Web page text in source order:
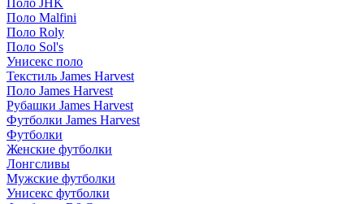
Поло JHK
Поло Malfini
Поло Roly
Поло Sol's
Унисекс поло
Текстиль James Harvest
Поло James Harvest
Рубашки James Harvest
Футболки James Harvest
Футболки
Женские футболки
Лонгсливы
Мужские футболки
Унисекс футболки